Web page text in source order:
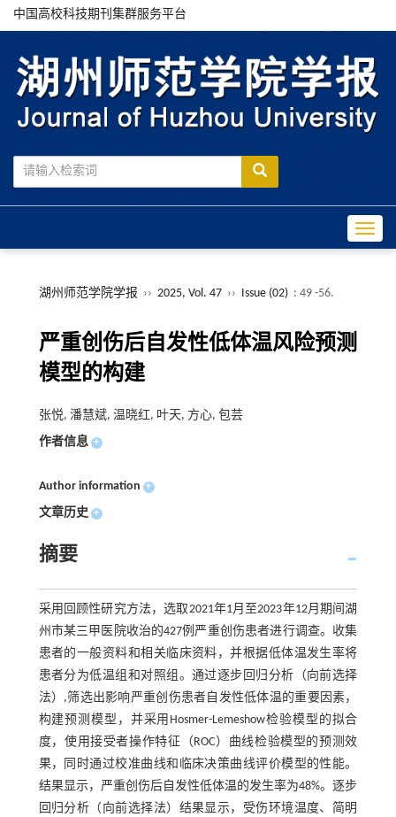
中国高校科技期刊集群服务平台
湖州师范学院学报 ›› 2025, Vol. 47 ›› Issue (02) : 49 -56.
严重创伤后自发性低体温风险预测
模型的构建
张悦, 潘慧斌, 温晓红, 叶天, 方心, 包芸
作者信息 +
Author information +
文章历史 +
摘要
采用回顾性研究方法，选取2021年1月至2023年12月期间湖
州市某三甲医院收治的427例严重创伤患者进行调查。收集
患者的一般资料和相关临床资料，并根据低体温发生率将
患者分为低温组和对照组。通过逐步回归分析（向前选择
法）,筛选出影响严重创伤患者自发性低体温的重要因素，
构建预测模型，并采用Hosmer-Lemeshow检验模型的拟合
度，使用接受者操作特征（ROC）曲线检验模型的预测效
果，同时通过校准曲线和临床决策曲线评价模型的性能。
结果显示，严重创伤后自发性低体温的发生率为48%。逐步
回归分析（向前选择法）结果显示，受伤环境温度、简明